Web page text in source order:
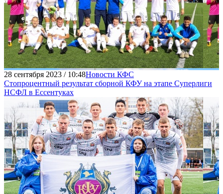
28 сентября 2023 / 10:48Новости КФС
Стопроцентный результат сборной КФУ на этапе Суперлиги
НСФЛ в Ессентуках